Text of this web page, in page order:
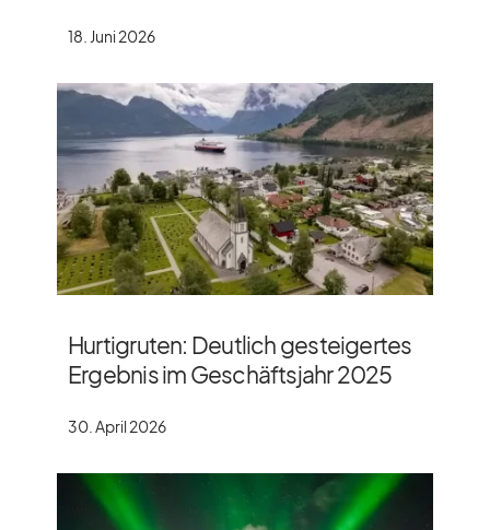
18. Juni 2026
Hurtigruten: Deutlich gesteigertes
Ergebnis im Geschäftsjahr 2025
30. April 2026